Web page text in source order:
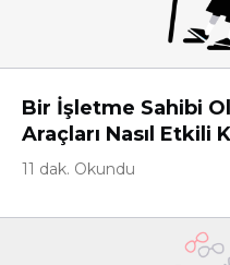
Bir İşletme Sahibi
Araçları Nasıl Etkili
11 dak. Okundu